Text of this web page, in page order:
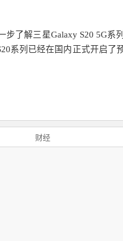
了解三星Galaxy S20 5G
系列已经在国内正式开启
财经